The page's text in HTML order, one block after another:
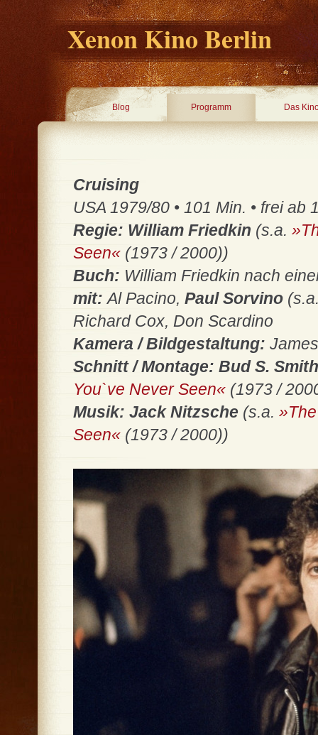
Xenon Kino Berlin
Blog Programm Das
Cruising
USA 1979/80 • 101 Min. • frei ab
Regie: William Friedkin (s.a.
Seen« (1973 / 2000))
Buch: William Friedkin nach
mit:Al Pacino, Paul Sorvino
Richard Cox, Don Scardino
Kamera / Bildgestaltung:
Schnitt / Montage: Bud S.
You`ve Never Seen« (1973 /
Musik: Jack Nitzsche (s.a.
Seen« (1973 / 2000))